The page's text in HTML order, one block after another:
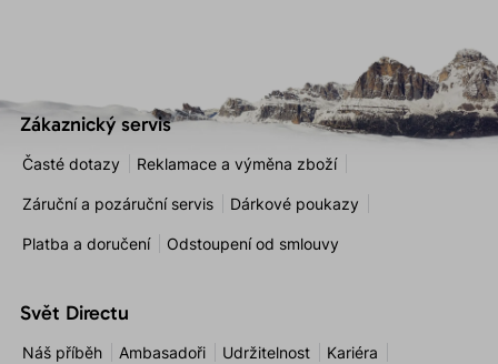
Zákaznický servis
Časté dotazy Reklamace a výměna zboží
Záruční a pozáruční servis Dárkové poukazy
Platba a doručení Odstoupení od smlouvy
Svět Directu
Náš příběh Ambasadoři Udržitelnost Kariéra